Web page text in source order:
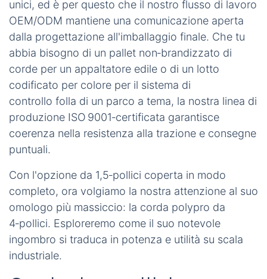
progetto. Scegli qualsiasi lunghezza, da un
singolo metro a grandi bobine. Seleziona un
colore che corrisponda alla tua palette
aziendale. Specifica le terminazioni come
anelli, occhielli osplicing a occhio. Puoi anche
aggiungere etichette di branding o loghi
stampati. Integrare senza soluzione di
continuità accessori come protezioni antialtri,
strisce riflettenti eganci a sgancio rapidonella
stessa produzione, garantendo una soluzione
iRopes
Ogni progetto ha obiettivi estetici e prestazionali
unici, ed è per questo che il nostro flusso di lavoro